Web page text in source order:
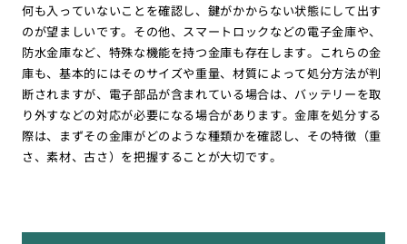
何も入っていないことを確認し、鍵がかからない状態にして出す
のが望ましいです。その他、スマートロックなどの電子金庫や、
防水金庫など、特殊な機能を持つ金庫も存在します。これらの金
庫も、基本的にはそのサイズや重量、材質によって処分方法が判
断されますが、電子部品が含まれている場合は、バッテリーを取
り外すなどの対応が必要になる場合があります。金庫を処分する
際は、まずその金庫がどのような種類かを確認し、その特徴（重
さ、素材、古さ）を把握することが大切です。